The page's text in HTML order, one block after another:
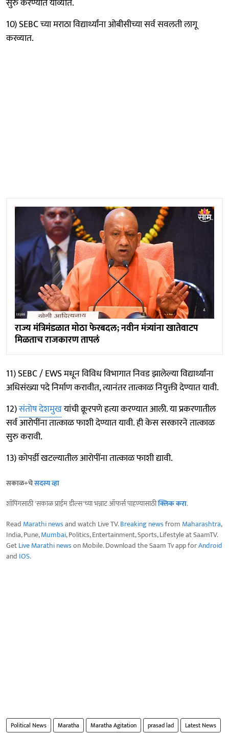
10) SEBC च्या मराठा विद्यार्थ्यांना ओबीसीच्या सर्व सवलती लागू
करव्यात.
राज्य मंत्रिमंडळात मोठा फेरबदल; नवीन मंत्र्यांना खातेवाटप
मिळताच राजकारण तापलं
11) SEBC / EWS मधून विविध विभागात निवड झालेल्या विद्यार्थ्यांना
अधिसंख्या पदे निर्माण करावीत, त्यानंतर तात्काळ नियुक्ती देण्यात यावी.
12)संतोष देशमुखयांची क्रूरपणे हत्या करण्यात आली. या प्रकरणातील
सर्व आरोपींना तात्काळ फाशी देण्यात यावी. ही केस सरकारने तात्काळ
सुरु करावी.
13) कोपर्डी खटल्यातील आरोपींना तात्काळ फाशी द्यावी.
सकाळ+चेसदस्य व्हा
शॉपिंगसाठी 'सकाळ प्राईम डील्स'च्या भन्नाट ऑफर्स पाहण्यासाठीक्लिक करा.
Read Marathi newsand watch Live TV.Breaking newsfrom Maharashtra,
India, Pune,Mumbai, Politics, Entertainment, Sports, Lifestyle at SaamTV.
GetLive Marathi newson Mobile. Download the Saam Tv app forAndroid
and IOS.
Political News Maratha Maratha Agitation prasad lad
Latest News